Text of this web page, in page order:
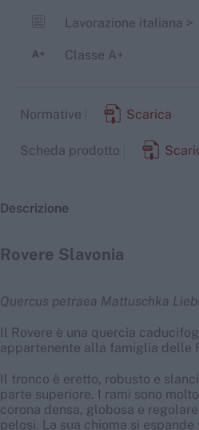
Lavorazione italiana >
Classe A+
Normative Scarica
Scheda prodotto
Descrizione
Rovere Slavonia
Quercus petraea Mattuschka
Il Rovere è una quercia
appartenente alla famiglia delle
Il tronco è eretto, robusto e
parte superiore. I rami sono
corona densa, globosa e
pelosi. La sua chioma si